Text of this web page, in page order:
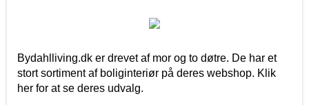
Bydahlliving.dk er drevet af mor og to døtre. De har et
stort sortiment af boliginteriør på deres webshop. Klik
her for at se deres udvalg.